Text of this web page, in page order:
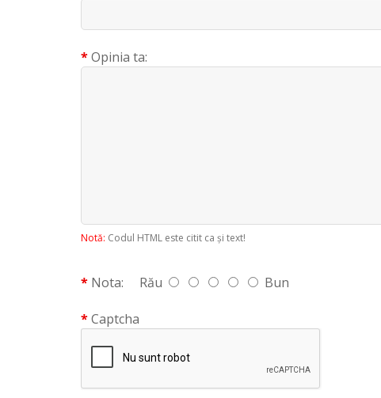
Opinia ta:
Notă: Codul HTML este citit ca şi text!
Nota: Rău Bun
Captcha